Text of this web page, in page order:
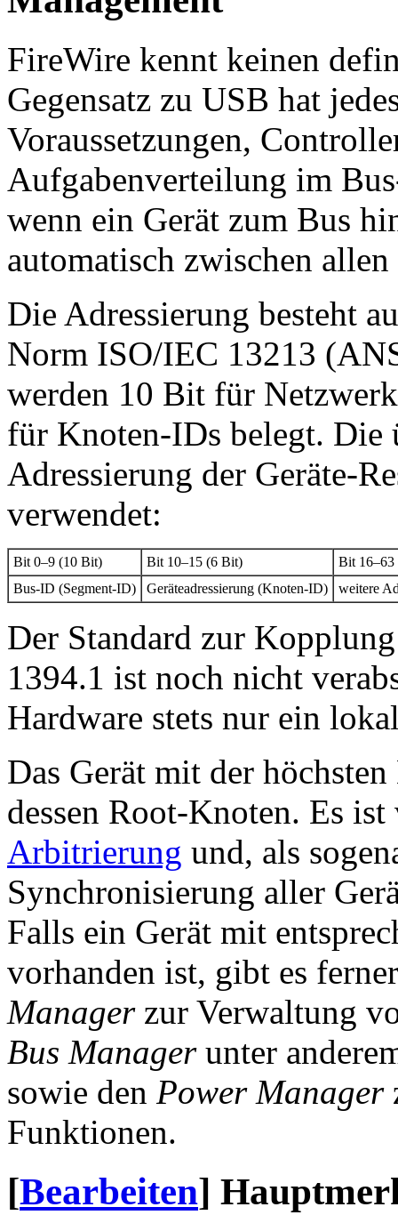
FireWire kennt keinen
Gegensatz zu USB hat
Voraussetzungen,
Aufgabenverteilung im
wenn ein Gerät zum Bus
automatisch zwischen
Die Adressierung besteht
Norm ISO/IEC 13213
werden 10 Bit für
für Knoten-IDs belegt. Die
Adressierung der Geräte-
verwendet:
Bit 0–9 (10 Bit) Bit 10–15 (6 Bit)
Bit
Bus-ID (Segment-ID)
Geräteadressierung (Knoten-ID) weitere
Der Standard zur
1394.1 ist noch nicht
Hardware stets nur ein
Das Gerät mit der
dessen Root-Knoten. Es
Arbitrierung und, als
Synchronisierung aller
Falls ein Gerät mit
vorhanden ist, gibt es
Managerzur Verwaltung
Bus Managerunter
sowie den Power Manager
Funktionen.
[Bearbeiten]